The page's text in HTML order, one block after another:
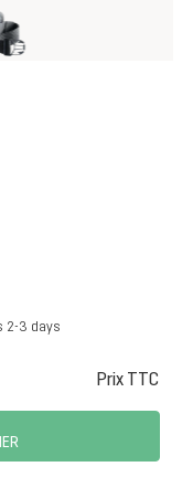
2-3 days
Prix TTC